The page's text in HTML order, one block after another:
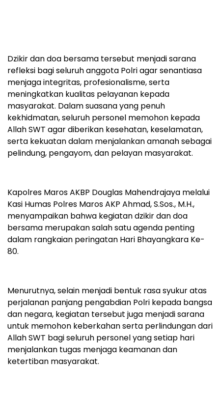
Dzikir dan doa bersama tersebut menjadi sarana
refleksi bagi seluruh anggota Polri agar senantiasa
menjaga integritas, profesionalisme, serta
meningkatkan kualitas pelayanan kepada
masyarakat. Dalam suasana yang penuh
kekhidmatan, seluruh personel memohon kepada
Allah SWT agar diberikan kesehatan, keselamatan,
serta kekuatan dalam menjalankan amanah sebagai
pelindung, pengayom, dan pelayan masyarakat.
Kapolres Maros AKBP Douglas Mahendrajaya melalui
Kasi Humas Polres Maros AKP Ahmad, S.Sos., M.H.,
menyampaikan bahwa kegiatan dzikir dan doa
bersama merupakan salah satu agenda penting
dalam rangkaian peringatan Hari Bhayangkara Ke-
80.
Menurutnya, selain menjadi bentuk rasa syukur atas
perjalanan panjang pengabdian Polri kepada bangsa
dan negara, kegiatan tersebut juga menjadi sarana
untuk memohon keberkahan serta perlindungan dari
Allah SWT bagi seluruh personel yang setiap hari
menjalankan tugas menjaga keamanan dan
ketertiban masyarakat.